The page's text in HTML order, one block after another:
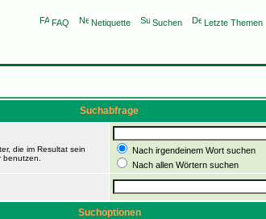
FAQ Netiquette Suchen Letzte Themen
Suchabfrage
die im Resultat sein
Nach irgendeinem Wort suchen
Nach allen Wörtern suchen
Suchoptionen